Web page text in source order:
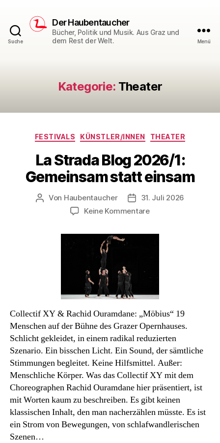
Suche
Der Haubentaucher
Bücher, Politik und Musik. Aus Graz und
dem Rest der Welt.
Menü
Kategorie: Theater
Kategorien
FESTIVALS KÜNSTLER/INNEN THEATER
La Strada Blog 2026/1:
Gemeinsam statt einsam
Beitragsautor
Von Haubentaucher Veröffentlichungsdatum
31. Juli 2026
Keine Kommentarezu
Strada
statt
Collectif XY & Rachid Ouramdane: „Möbius“ 19
Menschen auf der Bühne des Grazer Opernhauses.
Schlicht gekleidet, in einem radikal reduzierten
Szenario. Ein bisschen Licht. Ein Sound, der sämtliche
Stimmungen begleitet. Keine Hilfsmittel. Außer:
Menschliche Körper. Was das Collectif XY mit dem
Choreographen Rachid Ouramdane hier präsentiert, ist
mit Worten kaum zu beschreiben. Es gibt keinen
klassischen Inhalt, den man nacherzählen müsste. Es ist
ein Strom von Bewegungen, von schlafwandlerischen
Szenen…